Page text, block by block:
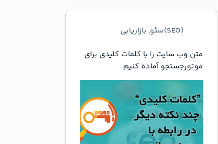
(SEO)سئو , بازاریابی
متن وب سایت را با کلمات کلیدی برای
موتورجستجو آماده کنیم